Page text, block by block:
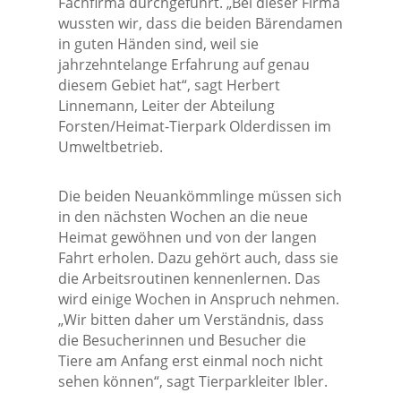
wussten wir, dass die beiden Bärendamen
in guten Händen sind, weil sie
jahrzehntelange Erfahrung auf genau
diesem Gebiet hat“, sagt Herbert
Linnemann, Leiter der Abteilung
Forsten/Heimat-Tierpark Olderdissen im
Umweltbetrieb.
Die beiden Neuankömmlinge müssen sich
in den nächsten Wochen an die neue
Heimat gewöhnen und von der langen
Fahrt erholen. Dazu gehört auch, dass sie
die Arbeitsroutinen kennenlernen. Das
wird einige Wochen in Anspruch nehmen.
„Wir bitten daher um Verständnis, dass
die Besucherinnen und Besucher die
Tiere am Anfang erst einmal noch nicht
sehen können“, sagt Tierparkleiter Ibler.